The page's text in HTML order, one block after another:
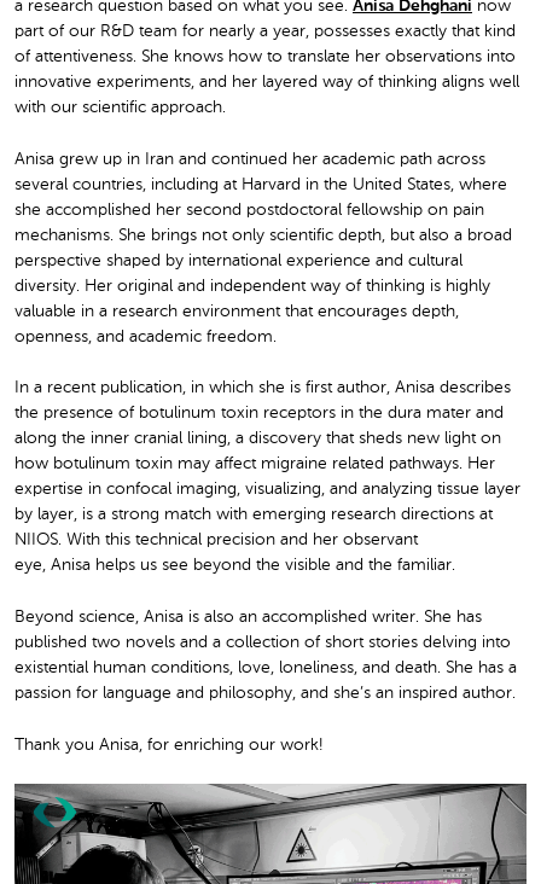
a research question based on what you see. Anisa Dehghani now
part of our R&D team for nearly a year, possesses exactly that kind
of attentiveness. She knows how to translate her observations into
innovative experiments, and her layered way of thinking aligns well
with our scientific approach.
Anisa grew up in Iran and continued her academic path across
several countries, including at Harvard in the United States, where
she accomplished her second postdoctoral fellowship on pain
mechanisms. She brings not only scientific depth, but also a broad
perspective shaped by international experience and cultural
diversity. Her original and independent way of thinking is highly
valuable in a research environment that encourages depth,
openness, and academic freedom.
In a recent publication, in which she is first author, Anisa describes
the presence of botulinum toxin receptors in the dura mater and
along the inner cranial lining, a discovery that sheds new light on
how botulinum toxin may affect migraine related pathways. Her
expertise in confocal imaging, visualizing, and analyzing tissue layer
by layer, is a strong match with emerging research directions at
NIIOS. With this technical precision and her observant
eye, Anisa helps us see beyond the visible and the familiar.
Beyond science, Anisa is also an accomplished writer. She has
published two novels and a collection of short stories delving into
existential human conditions, love, loneliness, and death. She has a
passion for language and philosophy, and she’s an inspired author.
Thank you Anisa, for enriching our work!